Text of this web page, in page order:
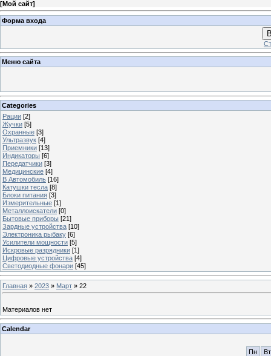
[Мой сайт]
Форма входа
Меню сайта
Categories
Рации [2]
Жучки [5]
Охранные [3]
Ультразвук [4]
Приемники [13]
Индикаторы [6]
Передатчики [3]
Медицинские [4]
В Автомобиль [16]
Катушки тесла [8]
Блоки питания [3]
Измерительные [1]
Металлоискатели [0]
Бытовые приборы [21]
Зардные устройства [10]
Электроника рыбаку [6]
Усилители мощности [5]
Искровые разрядники [1]
Цифровые устройства [4]
Светодиодные фонари [45]
Главная » 2023 » Март » 22
Материалов нет
Calendar
Пн Вт